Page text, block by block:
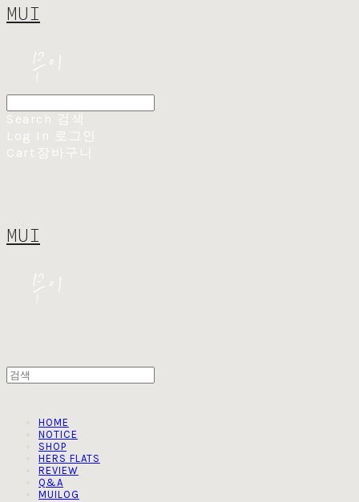
MUI
Search 검색
Log In 로그인
Cart 장바구니
MUI
HOME
NOTICE
SHOP
HERS FLATS
REVIEW
Q&A
MUILOG